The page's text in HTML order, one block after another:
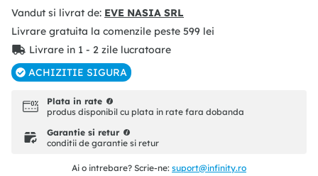
Vandut si livrat de: EVE NASIA SRL
Livrare gratuita la comenzile peste 599 lei
Livrare in 1 - 2 zile lucratoare
ACHIZITIE SIGURA
Plata in rate
produs disponibil cu plata in rate fara dobanda
Garantie si retur
conditii de garantie si retur
Ai o intrebare? Scrie-ne: suport@infinity.ro